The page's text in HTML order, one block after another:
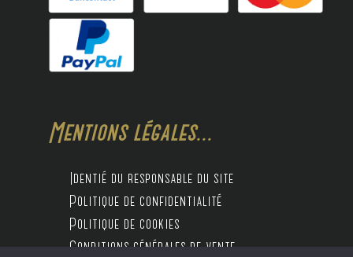
Mentions légales...
Identié du responsable du site
Politique de confidentialité
Politique de cookies
Conditions générales de vente